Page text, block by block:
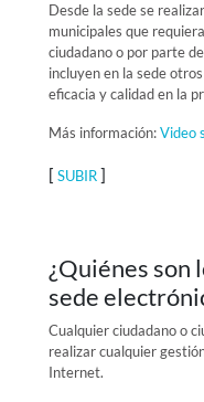
Desde la sede se
municipales que
ciudadano o por parte
incluyen en la sede
eficacia y calidad en la
Más información:Video
[ SUBIR]
¿Quiénes son
sede
Cualquier ciudadano o
realizar cualquier
Internet.